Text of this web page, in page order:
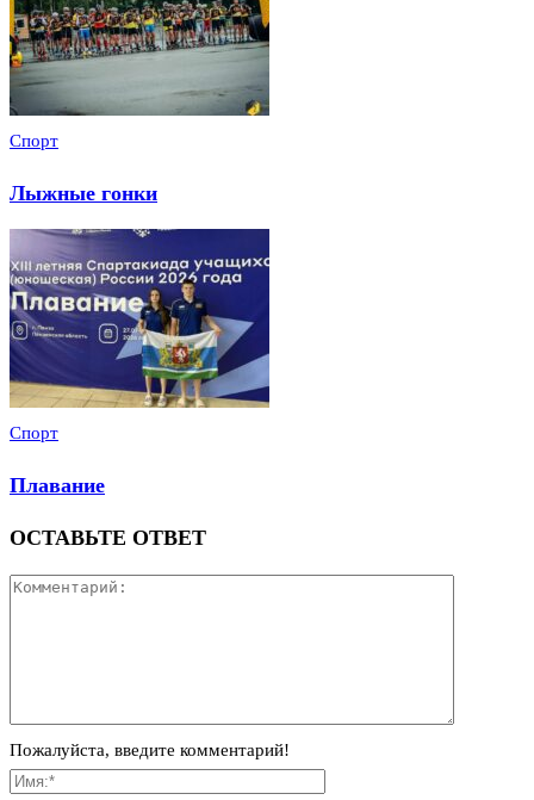
Спорт
Лыжные гонки
Спорт
Плавание
ОСТАВЬТЕ ОТВЕТ
Пожалуйста, введите комментарий!